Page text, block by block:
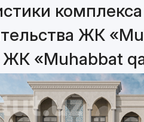
ЖК
«Muhabbat